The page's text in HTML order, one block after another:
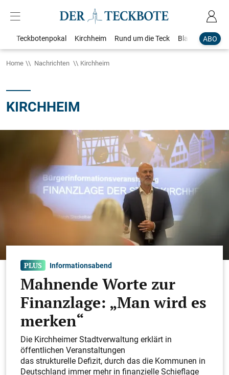
ABO
Teckbotenpokal Kirchheim Rund um die Teck Blaulicht
Home Nachrichten Kirchheim
KIRCHHEIM
Informationsabend
Mahnende Worte zur
Finanzlage: „Man wird es
merken“
Die Kirchheimer Stadtverwaltung erklärt in
öffentlichen Veranstaltungen
das strukturelle Defizit, durch das die Kommunen in
Deutschland immer mehr in finanzielle Schieflage